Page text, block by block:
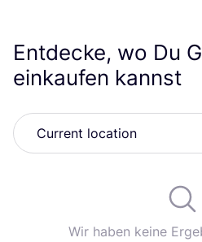
Entdecke, wo Du
einkaufen kannst
Wir haben keine